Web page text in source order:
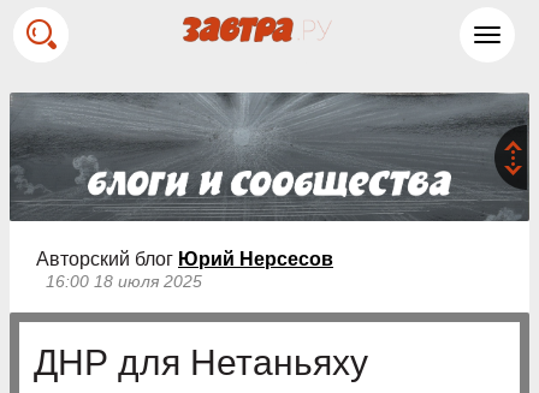
Авторский блог Юрий Нерсесов
16:00 18 июля 2025
ДНР для Нетаньяху